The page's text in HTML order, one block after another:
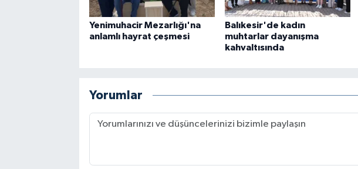
Yenimuhacir Mezarlığı'na
anlamlı hayrat çeşmesi
Balıkesir'de kadın
muhtarlar dayanışma
kahvaltısında
Yorumlar